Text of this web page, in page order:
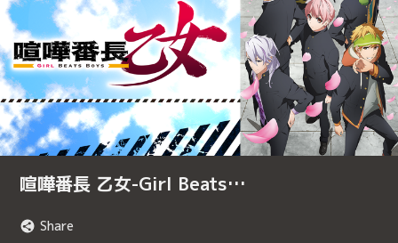
喧嘩番長 乙女-Girl Beats…
Share